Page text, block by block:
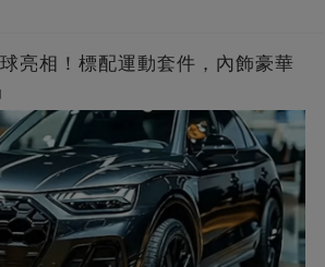
亮相！標配運動套件，內飾豪華